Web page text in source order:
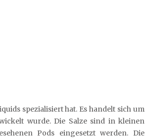
spezialisiert hat. Es handelt sich um
wurde. Die Salze sind in kleinen
Pods eingesetzt werden. Die